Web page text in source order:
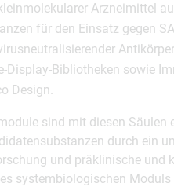
Arzneimittel
für den Einsatz gegen
Display-Bibliotheken sowie
Design.
sind mit diesen
durch ein
und präklinische und
systembiologischen